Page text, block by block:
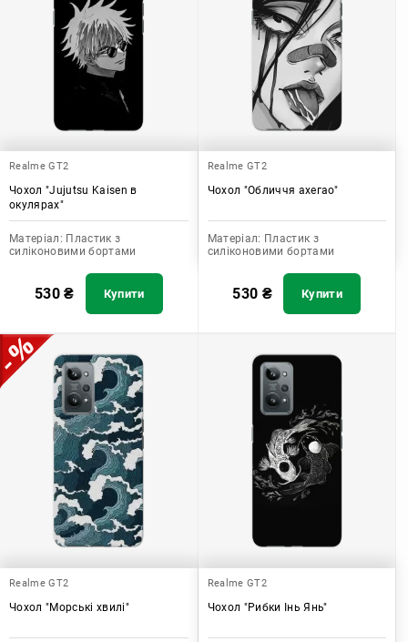
Realme GT2
Чохол "Jujutsu Kaisen в
окулярах"
Матеріал: Пластик з
силіконовими бортами
530₴ Купити
Realme GT2
Чохол "Обличчя ахегао"
Матеріал: Пластик з
силіконовими бортами
530 ₴ Купити
Realme GT2
Чохол "Морські хвилі"
Realme GT2
Чохол "Рибки Інь Янь"